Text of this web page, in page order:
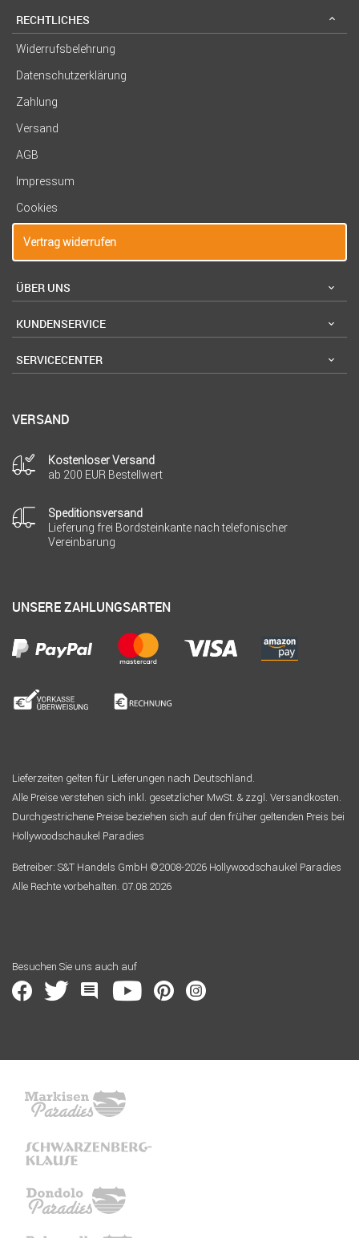
RECHTLICHES
Widerrufsbelehrung
Datenschutzerklärung
Zahlung
Versand
AGB
Impressum
Cookies
Vertrag widerrufen
ÜBER UNS
KUNDENSERVICE
SERVICECENTER
VERSAND
Kostenloser Versand
ab 200 EUR Bestellwert
Speditionsversand
Lieferung frei Bordsteinkante nach telefonischer
Vereinbarung
UNSERE ZAHLUNGSARTEN
Lieferzeiten gelten für Lieferungen nach Deutschland.
Alle Preise verstehen sich inkl. gesetzlicher MwSt. & zzgl. Versandkosten.
Durchgestrichene Preise beziehen sich auf den früher geltenden Preis bei
Hollywoodschaukel Paradies
Betreiber: S&T Handels GmbH ©2008-2026 Hollywoodschaukel Paradies
Alle Rechte vorbehalten. 07.08.2026
Besuchen Sie uns auch auf